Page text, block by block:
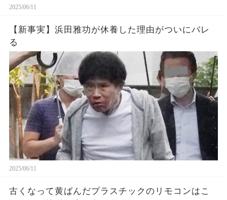
2025/06/11
【新事実】浜田雅功が休養した理由がついにバレ
る
2025/06/11
古くなって黄ばんだプラスチックのリモコンはこ